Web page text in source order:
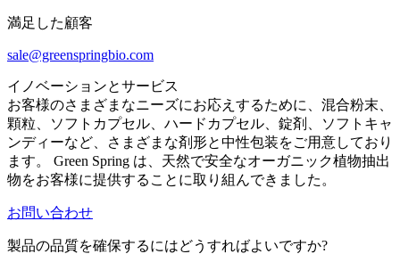
満足した顧客
sale@greenspringbio.com
イノベーションとサービス
お客様のさまざまなニーズにお応えするために、混合粉末、
顆粒、ソフトカプセル、ハードカプセル、錠剤、ソフトキャ
ンディーなど、さまざまな剤形と中性包装をご用意しており
ます。 Green Spring は、天然で安全なオーガニック植物抽出
物をお客様に提供することに取り組んできました。
お問い合わせ
製品の品質を確保するにはどうすればよいですか?